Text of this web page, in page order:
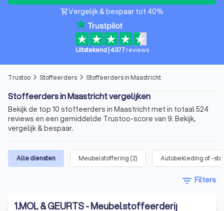
shopping_cartVergelijk & bespaar tot 40%
Uitstekend| 4377 reviews
Trustoo arrow_forward_ios Stoffeerders arrow_forward_ios Stoffeerders in Maastricht
Stoffeerders in Maastricht vergelijken
Bekijk de top 10 stoffeerders in Maastricht met in totaal 524
reviews en een gemiddelde Trustoo-score van 9. Bekijk,
vergelijk & bespaar.
Alle diensten Meubelstoffering (2) Autobekleding of -
filter_list Filters
1.MOL & GEURTS - Meubelstoffeerderij